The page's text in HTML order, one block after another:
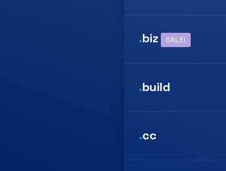
.biz SALE!
.build
.cc